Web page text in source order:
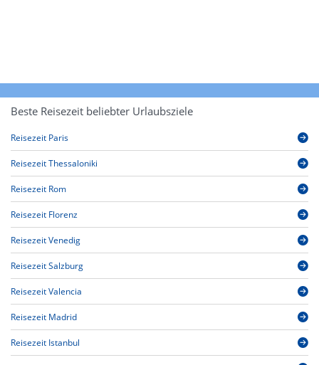
Beste Reisezeit beliebter Urlaubsziele
Reisezeit Paris
Reisezeit Thessaloniki
Reisezeit Rom
Reisezeit Florenz
Reisezeit Venedig
Reisezeit Salzburg
Reisezeit Valencia
Reisezeit Madrid
Reisezeit Istanbul